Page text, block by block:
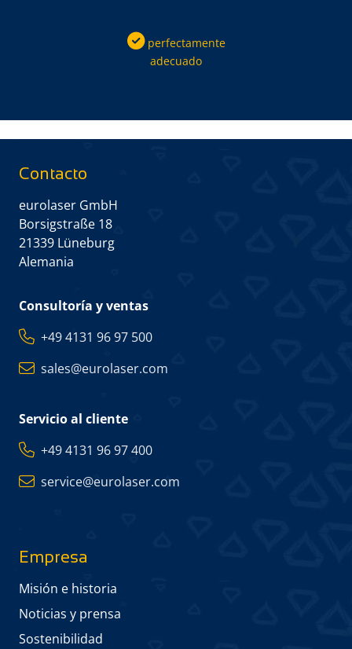
perfectamente
adecuado
Contacto
eurolaser GmbH
Borsigstraße 18
21339 Lüneburg
Alemania
Consultoría y ventas
+49 4131 96 97 500
sales@eurolaser.com
Servicio al cliente
+49 4131 96 97 400
service@eurolaser.com
Empresa
Misión e historia
Noticias y prensa
Sostenibilidad